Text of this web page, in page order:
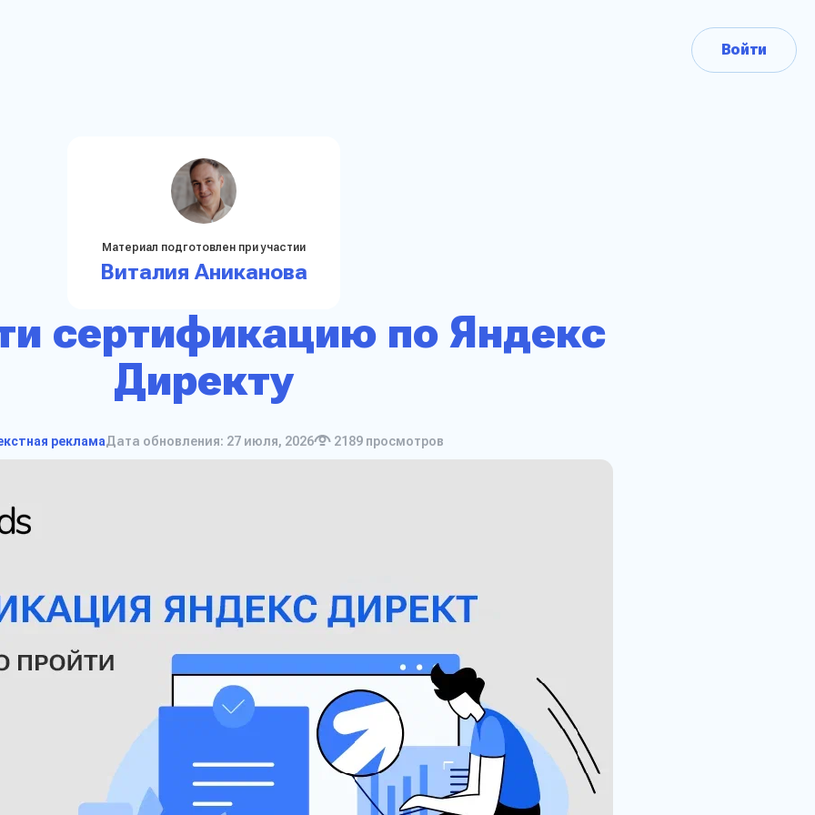
Войти
Материал подготовлен при участии
Виталия Аниканова
сертификацию по Яндекс
Директу
рекламаДата обновления: 27 июля, 2026 2189просмотров